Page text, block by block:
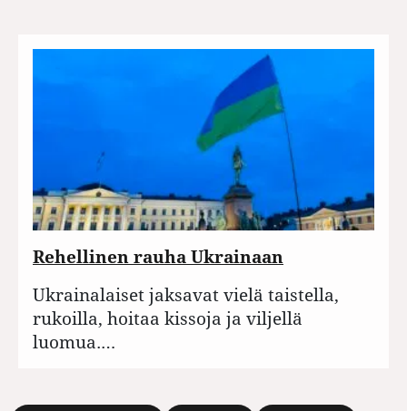
Rehellinen rauha Ukrainaan
Ukrainalaiset jaksavat vielä taistella,
rukoilla, hoitaa kissoja ja viljellä
luomua.…